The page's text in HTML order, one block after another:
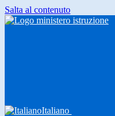
Salta al contenuto
Italiano